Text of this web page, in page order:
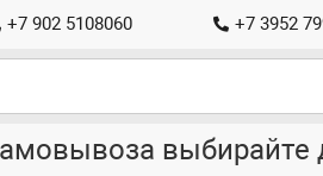
+7 902 5108060 +7 3952
выбирайте